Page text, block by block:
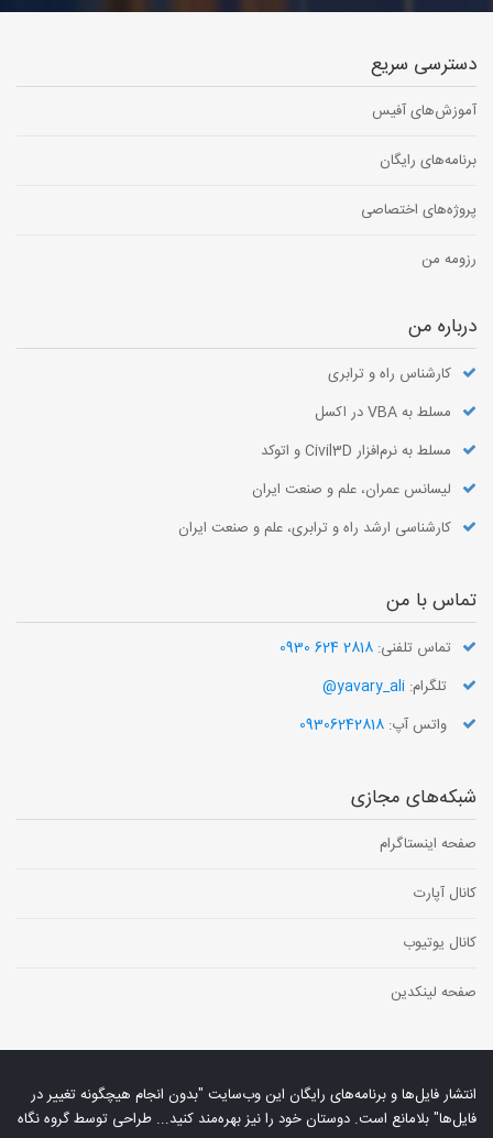
دسترسی سریع
آموزش‌های آفیس
برنامه‌های رایگان
پروژه‌های اختصاصی
رزومه من
درباره من
کارشناس راه و ترابری
مسلط به VBA در اکسل
مسلط به نرم‌افزار Civil3D و اتوکد
لیسانس عمران، علم و صنعت ایران
کارشناسی ارشد راه و ترابری، علم و صنعت ایران
تماس با من
تماس تلفنی: 2818 624 0930
تلگرام: yavary_ali@
واتس آپ: 09306242818
شبکه‌های مجازی
صفحه اینستاگرام
کانال آپارت
کانال یوتیوب
صفحه لینکدین
انتشار فایل‌ها و برنامه‌های رایگان این وب‌سایت "بدون انجام هیچگونه تغییر در
فایل‌ها" بلامانع است. دوستان خود را نیز بهره‌مند کنید... طراحی توسطگروه نگاه